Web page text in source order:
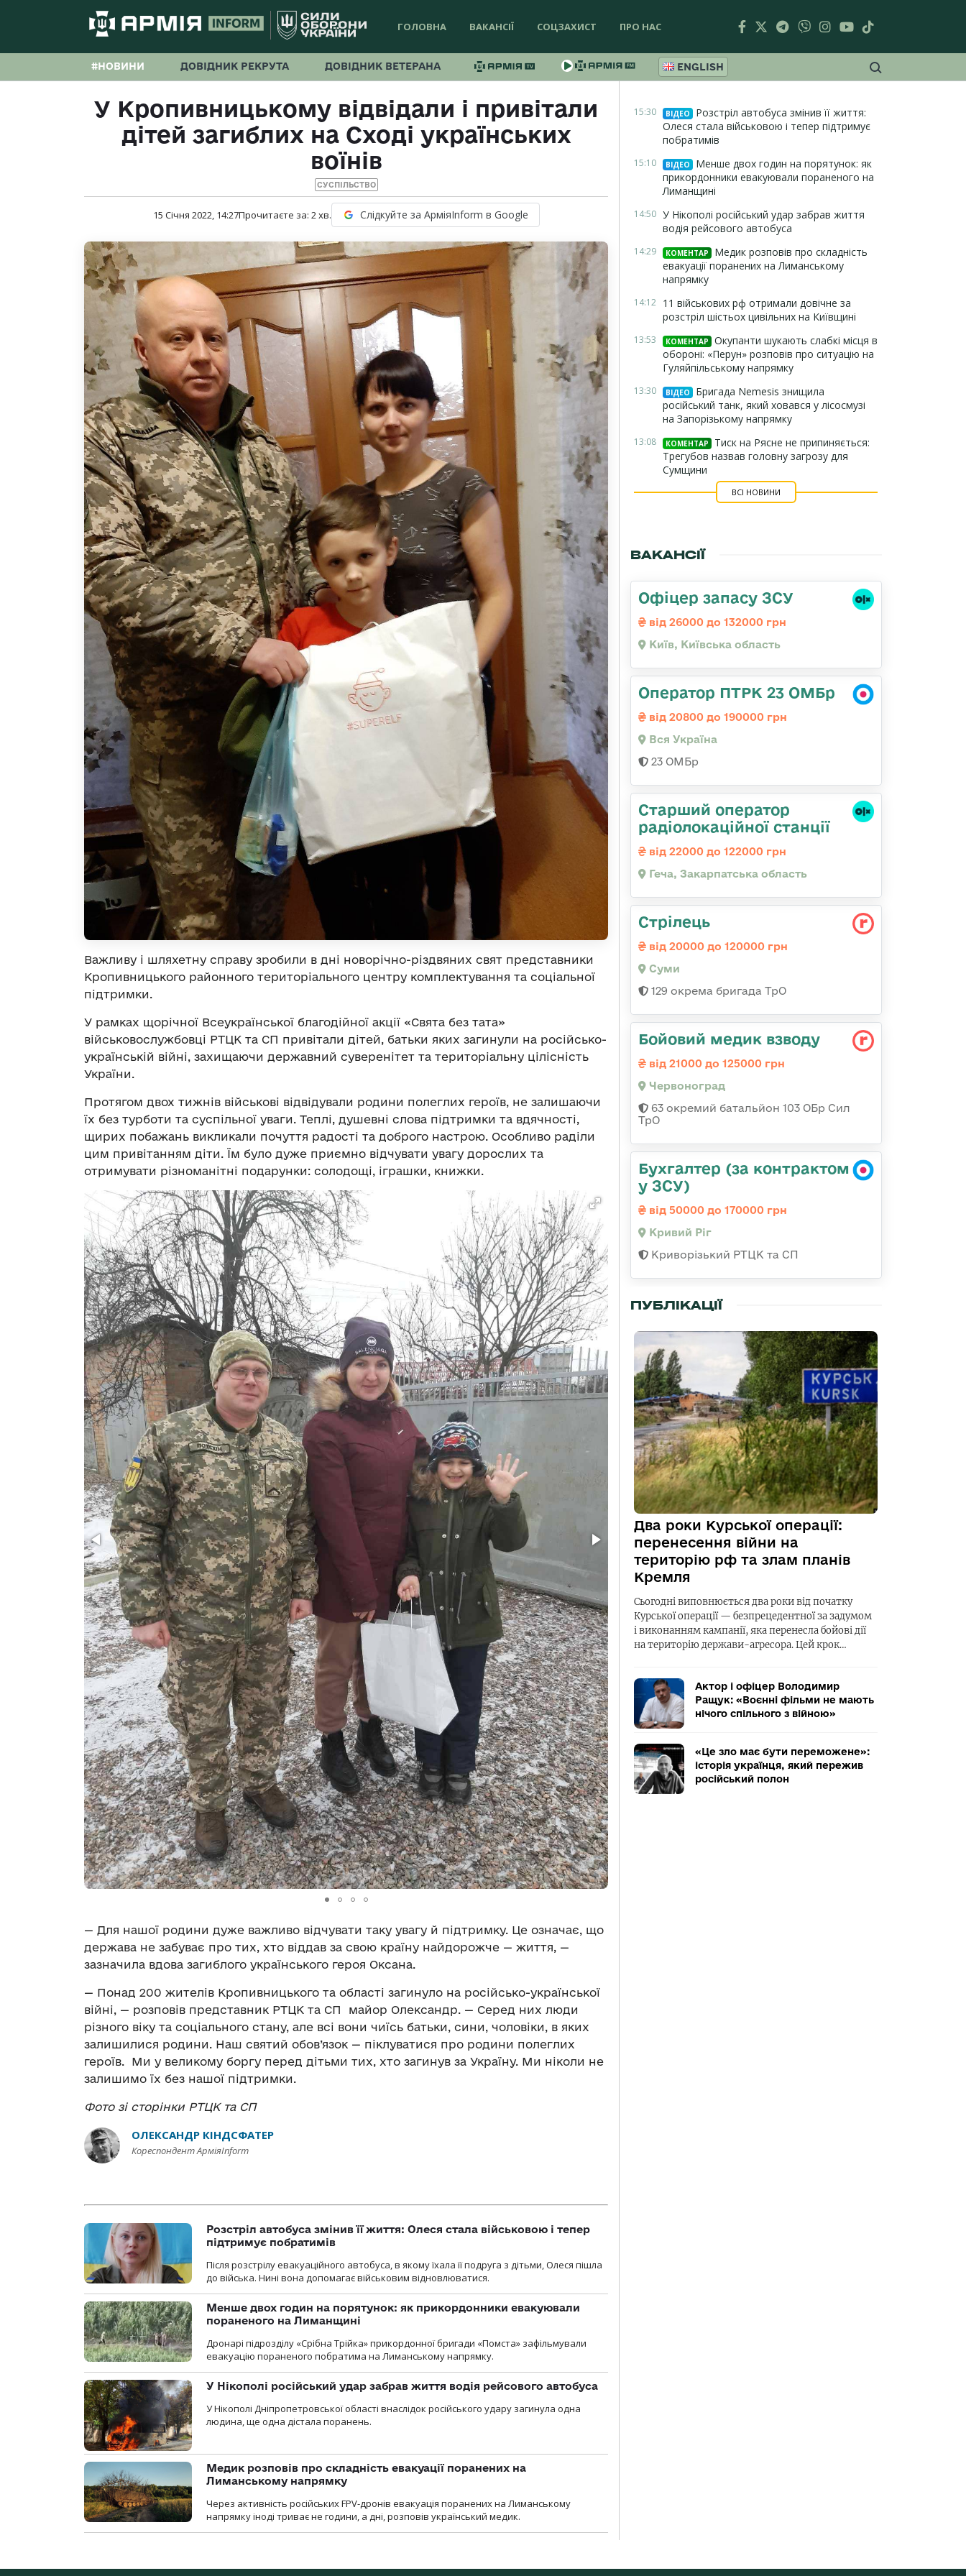
ГОЛОВНА ВАКАНСІЇ СОЦЗАХИСТ ПРО НАС
#НОВИНИ ДОВІДНИК РЕКРУТА ДОВІДНИК ВЕТЕРАНА ENGLISH
У Кропивницькому відвідали і привітали
дітей загиблих на Сході українських
воїнів
СУСПІЛЬСТВО
15 Січня 2022, 14:27Прочитаєте за: 2хв. Слідкуйте за АрміяInform в Google
Важливу і шляхетну справу зробили в дні новорічно-різдвяних свят представники
Кропивницького районного територіального центру комплектування та соціальної
підтримки.
У рамках щорічної Всеукраїнської благодійної акції «Свята без тата»
військовослужбовці РТЦК та СП привітали дітей, батьки яких загинули на російсько-
українській війні, захищаючи державний суверенітет та територіальну цілісність
України.
Протягом двох тижнів військові відвідували родини полеглих героїв, не залишаючи
їх без турботи та суспільної уваги. Теплі, душевні слова підтримки та вдячності,
щирих побажань викликали почуття радості та доброго настрою. Особливо раділи
цим привітанням діти. Їм було дуже приємно відчувати увагу дорослих та
отримувати різноманітні подарунки: солодощі, іграшки, книжки.
— Для нашої родини дуже важливо відчувати таку увагу й підтримку. Це означає, що
держава не забуває про тих, хто віддав за свою країну найдорожче — життя, —
зазначила вдова загиблого українського героя Оксана.
— Понад 200 жителів Кропивницького та області загинуло на російсько-української
війні, — розповів представник РТЦК та СП майор Олександр. — Серед них люди
різного віку та соціального стану, але всі вони чиїсь батьки, сини, чоловіки, в яких
залишилися родини. Наш святий обов’язок — піклуватися про родини полеглих
героїв. Ми у великому боргу перед дітьми тих, хто загинув за Україну. Ми ніколи не
залишимо їх без нашої підтримки.
Фото зі сторінки РТЦК та СП
ОЛЕКСАНДР КІНДСФАТЕР
Кореспондент АрміяInform
Розстріл автобуса змінив її життя: Олеся стала військовою і тепер
підтримує побратимів
Після розстрілу евакуаційного автобуса, в якому їхала її подруга з дітьми, Олеся пішла
до війська. Нині вона допомагає військовим відновлюватися.
Менше двох годин на порятунок: як прикордонники евакуювали
пораненого на Лиманщині
Дронарі підрозділу «Срібна Трійка» прикордонної бригади «Помста» зафільмували
евакуацію пораненого побратима на Лиманському напрямку.
У Нікополі російський удар забрав життя водія рейсового автобуса
У Нікополі Дніпропетровської області внаслідок російського удару загинула одна
людина, ще одна дістала поранень.
Медик розповів про складність евакуації поранених на
Лиманському напрямку
Через активність російських FPV-дронів евакуація поранених на Лиманському
напрямку іноді триває не години, а дні, розповів український медик.
15:30 ВІДЕО
Розстріл автобуса змінив її життя:
Олеся стала військовою і тепер підтримує
побратимів
15:10 ВІДЕО
Менше двох годин на порятунок: як
прикордонники евакуювали пораненого на
Лиманщині
14:50 У Нікополі російський удар забрав життя
водія рейсового автобуса
14:29 КОМЕНТАР
Медик розповів про складність
евакуації поранених на Лиманському
напрямку
14:12 11 військових рф отримали довічне за
розстріл шістьох цивільних на Київщині
13:53 КОМЕНТАР
Окупанти шукають слабкі місця в
обороні: «Перун» розповів про ситуацію на
Гуляйпільському напрямку
13:30 ВІДЕО
Бригада Nemesis знищила
російський танк, який ховався у лісосмузі
на Запорізькому напрямку
13:08 КОМЕНТАР
Тиск на Рясне не припиняється:
Трегубов назвав головну загрозу для
Сумщини
ВСІ НОВИНИ
ВАКАНСІЇ
Офіцер запасу ЗСУ
від 26000 до 132000 грн
Київ, Київська область
Оператор ПТРК 23 ОМБр
від 20800 до 190000 грн
Вся Україна
23 ОМБр
Старший оператор
радіолокаційної станції
від 22000 до 122000 грн
Геча, Закарпатська область
Стрілець
від 20000 до 120000 грн
Суми
129 окрема бригада ТрО
Бойовий медик взводу
від 21000 до 125000 грн
Червоноград
63 окремий батальйон 103 ОБр Сил
ТрО
Бухгалтер (за контрактом
у ЗСУ)
від 50000 до 170000 грн
Кривий Ріг
Криворізький РТЦК та СП
ПУБЛІКАЦІЇ
Два роки Курської операції:
перенесення війни на
територію рф та злам планів
Кремля
Сьогодні виповнюється два роки від початку
Курської операції — безпрецедентної за задумом
і виконанням кампанії, яка перенесла бойові дії
на територію держави-агресора. Цей крок…
Актор і офіцер Володимир
Ращук: «Воєнні фільми не мають
нічого спільного з війною»
«Це зло має бути переможене»:
історія українця, який пережив
російський полон